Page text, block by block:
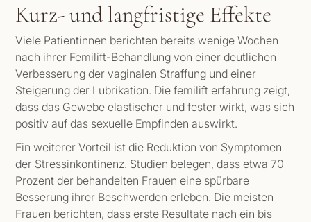
Kurz- und langfristige Effekte
Viele Patientinnen berichten bereits wenige Wochen
nach ihrer Femilift-Behandlung von einer deutlichen
Verbesserung der vaginalen Straffung und einer
Steigerung der Lubrikation. Die femilift erfahrung zeigt,
dass das Gewebe elastischer und fester wirkt, was sich
positiv auf das sexuelle Empfinden auswirkt.
Ein weiterer Vorteil ist die Reduktion von Symptomen
der Stressinkontinenz. Studien belegen, dass etwa 70
Prozent der behandelten Frauen eine spürbare
Besserung ihrer Beschwerden erleben. Die meisten
Frauen berichten, dass erste Resultate nach ein bis